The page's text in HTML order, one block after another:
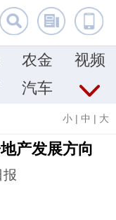
农金
视频
汽车
小 | 中 | 大
产发展方向